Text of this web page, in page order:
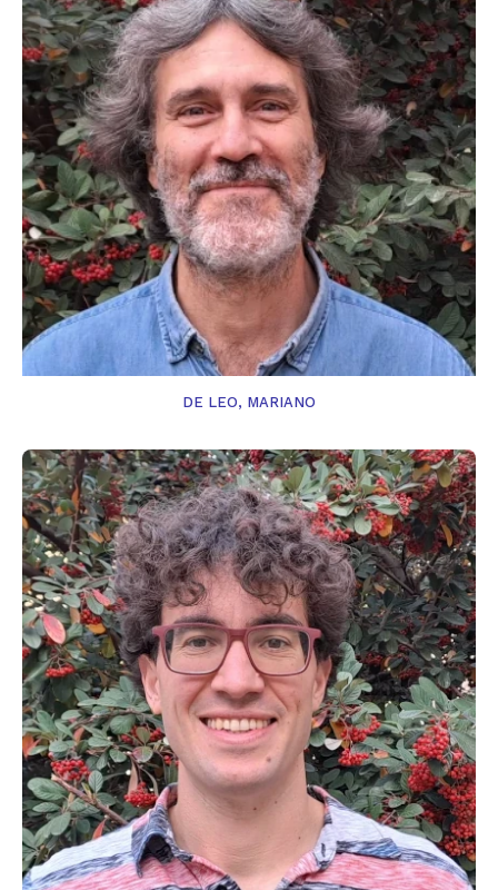
DE LEO, MARIANO